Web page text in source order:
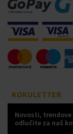
KOKULETTER
Novosti,
odlučite za naš